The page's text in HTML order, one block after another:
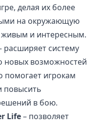
делая их более
на окружающую
живым и интересным.
расширяет систему
новых возможностей
помогает игрокам
повысить
в бою.
Life– позволяет